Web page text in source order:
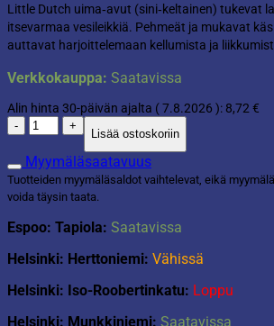
oli:
10,90 €.
on:
8,72 €.
Little Dutch uima‑avut (sini‑keltainen) tukevat
itsevarmaa vesileikkiä. Pehmeät ja mukavat
auttavat harjoittelemaan kellumista ja
Verkkokauppa: Saatavissa
Alin hinta 30-päivän ajalta (7.8.2026 ): 8,72€
Little
Dutch
uima-
avut
sini-
keltainen
määrä
Lisää ostoskoriin
Myymäläsaatavuus
Tuotteiden myymäläsaldot vaihtelevat, eikä
voida täysin taata.
Espoo: Tapiola: Saatavissa
Helsinki: Herttoniemi: Vähissä
Helsinki: Iso-Roobertinkatu: Loppu
Helsinki: Munkkiniemi: Saatavissa